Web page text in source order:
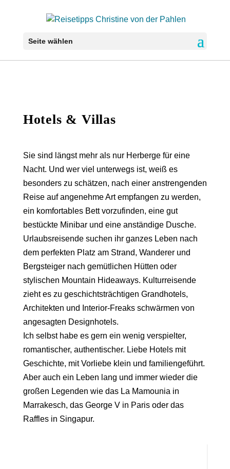
Seite wählen
Hotels & Villas
Sie sind längst mehr als nur Herberge für eine
Nacht. Und wer viel unterwegs ist, weiß es
besonders zu schätzen, nach einer anstrengenden
Reise auf angenehme Art empfangen zu werden,
ein komfortables Bett vorzufinden, eine gut
bestückte Minibar und eine anständige Dusche.
Urlaubsreisende suchen ihr ganzes Leben nach
dem perfekten Platz am Strand, Wanderer und
Bergsteiger nach gemütlichen Hütten oder
stylischen Mountain Hideaways. Kulturreisende
zieht es zu geschichtsträchtigen Grandhotels,
Architekten und Interior-Freaks schwärmen von
angesagten Designhotels.
Ich selbst habe es gern ein wenig verspielter,
romantischer, authentischer. Liebe Hotels mit
Geschichte, mit Vorliebe klein und familiengeführt.
Aber auch ein Leben lang und immer wieder die
großen Legenden wie das La Mamounia in
Marrakesch, das George V in Paris oder das
Raffles in Singapur.